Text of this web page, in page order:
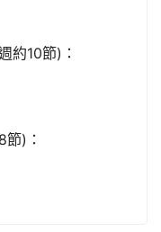
約10節)：
)：